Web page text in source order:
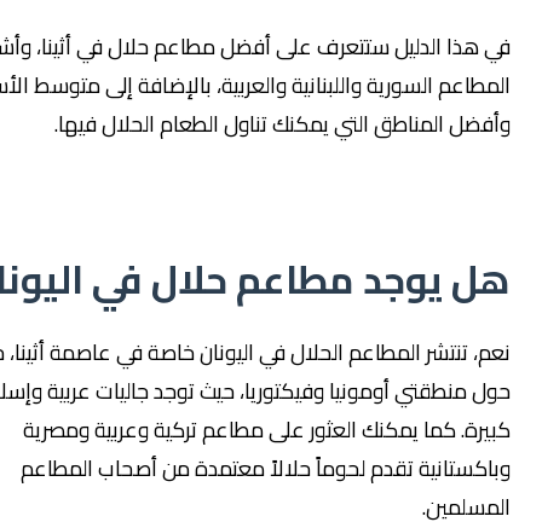
الدليل ستتعرف على أفضل مطاعم حلال في أثينا، وأشهر
السورية واللبنانية والعربية، بالإضافة إلى متوسط الأسعار
المناطق التي يمكنك تناول الطعام الحلال فيها.
مطاعم حلال في اليونان؟
المطاعم الحلال في اليونان خاصة في عاصمة أثينا، خاصة
أومونيا وفيكتوريا، حيث توجد جاليات عربية وإسلامية
كما يمكنك العثور على مطاعم تركية وعربية ومصرية
تقدم لحوماً حلالاً معتمدة من أصحاب المطاعم